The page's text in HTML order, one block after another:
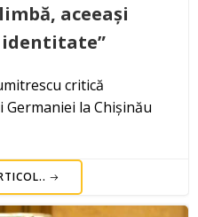
aceeași
identitate”
critică
la Chișinău